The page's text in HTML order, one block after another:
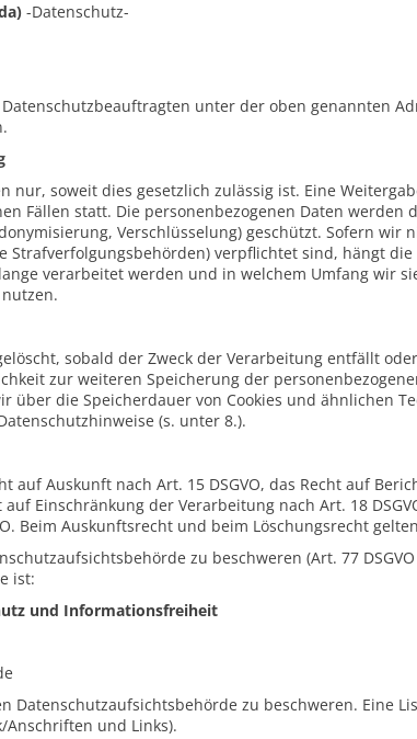
-Datenschutz-
unter der oben genannten
nur, soweit dies gesetzlich zulässig ist. Eine
Fällen statt. Die personenbezogenen Daten werden
Verschlüsselung) geschützt. Sofern wir
Strafverfolgungsbehörden) verpflichtet sind, hängt die
verarbeitet werden und in welchem Umfang wir
sobald der Zweck der Verarbeitung entfällt
zur weiteren Speicherung der
über die Speicherdauer von Cookies und ähnlichen
(s. unter 8.).
auf Auskunft nach Art. 15 DSGVO, das Recht auf
auf Einschränkung der Verarbeitung nach Art. 18
Beim Auskunftsrecht und beim Löschungsrecht
zu beschweren (Art. 77
ist:
und Informationsfreiheit
Datenschutzaufsichtsbehörde zu beschweren. Eine
und Links).